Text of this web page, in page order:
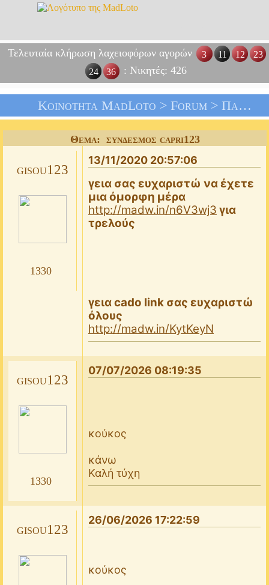
Τελευταία κλήρωση λαχειοφόρων αγορών 3 11 12
23
24
36 : Νικητές: 426
Κοινότητα MadLoto > Forum> Παιχνίδια
Θέμα: σύνδεσμος capri123
gisou123
1330
13/11/2020 20:57:06
γεια σας ευχαριστώ να έχετε
μια όμορφη μέρα
http://madw.in/n6V3wj3 για
τρελούς
γεια cado link σας ευχαριστώ
όλους
http://madw.in/KytKeyN
gisou123
1330
07/07/2026 08:19:35
κούκος
κάνω
Καλή τύχη
gisou123
26/06/2026 17:22:59
κούκος